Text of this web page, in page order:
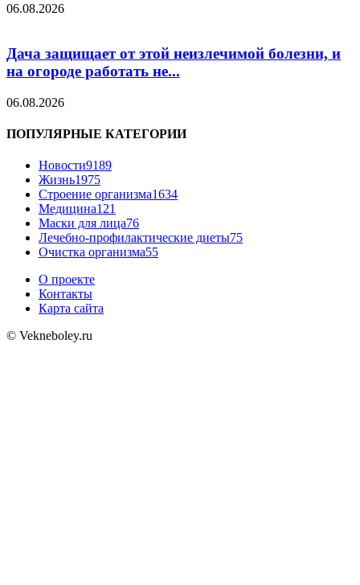
06.08.2026
Дача защищает от этой неизлечимой болезни, и
на огороде работать не...
06.08.2026
ПОПУЛЯРНЫЕ КАТЕГОРИИ
Новости9189
Жизнь1975
Строение организма1634
Медицина121
Маски для лица76
Лечебно-профилактические диеты75
Очистка организма55
О проекте
Контакты
Карта сайта
© Vekneboley.ru